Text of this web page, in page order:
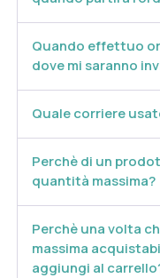
Pycrinil carciofo e.s.
(Cynara cardunculus L.,
Ubiqsome
pari a coenzima Q10
(Cynara scolymus L., foglia)
Zinco
*VNR: Valori Nutritivi di
Modalità d'uso
Quando effettuo
dove mi saranno
Quale corriere
Perchè di un
quantità massima?
Perchè una volta
massima
aggiungi al